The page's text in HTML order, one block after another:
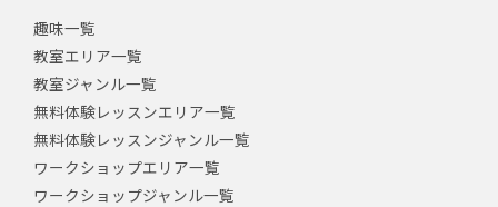
趣味一覧
教室エリア一覧
教室ジャンル一覧
無料体験レッスンエリア一覧
無料体験レッスンジャンル一覧
ワークショップエリア一覧
ワークショップジャンル一覧